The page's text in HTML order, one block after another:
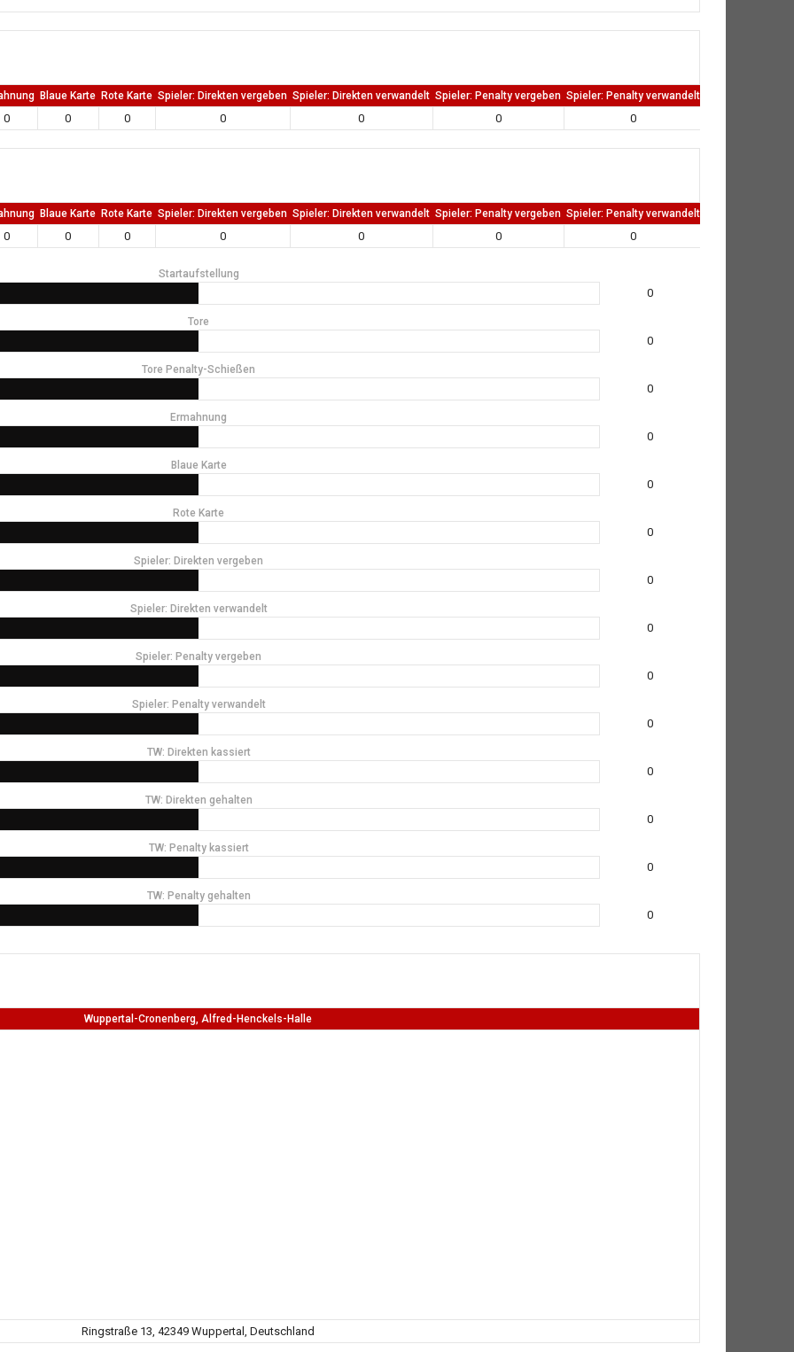
Blaue Karte Rote Karte Spieler: Direkten vergeben Spieler: Direkten verwandelt Spieler: Penalty vergeben Spieler: Penalty verwandelt
0 0 0 0 0 0 0
Blaue Karte Rote Karte Spieler: Direkten vergeben Spieler: Direkten verwandelt Spieler: Penalty vergeben Spieler: Penalty verwandelt
0 0 0 0 0 0 0
Startaufstellung
0
Tore
0
Tore Penalty-Schießen
0
Ermahnung
0
Blaue Karte
0
Rote Karte
0
Spieler: Direkten vergeben
0
Spieler: Direkten verwandelt
0
Spieler: Penalty vergeben
0
Spieler: Penalty verwandelt
0
TW: Direkten kassiert
0
TW: Direkten gehalten
0
TW: Penalty kassiert
0
TW: Penalty gehalten
0
Wuppertal-Cronenberg, Alfred-Henckels-Halle
Ringstraße 13, 42349 Wuppertal, Deutschland